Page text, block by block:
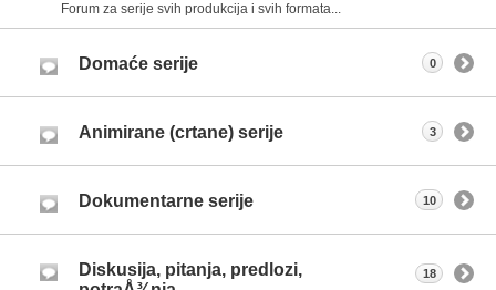
Forum za serije svih produkcija i svih formata...
Domaće serije 0
Animirane (crtane) serije 3
Dokumentarne serije 10
Diskusija, pitanja, predlozi,
18